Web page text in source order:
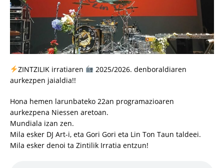
ZINTZILIK irratiaren
2025/2026. denboraldiaren
aurkezpen jaialdia!!
Hona hemen larunbateko 22an programazioaren
aurkezpena Niessen aretoan.
Mundiala izan zen.
Mila esker DJ Art-i, eta Gori Gori eta Lin Ton Taun taldeei.
Mila esker denoi ta Zintilik Irratia entzun!